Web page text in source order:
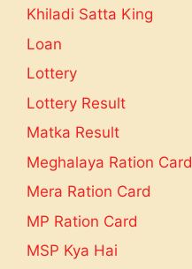
Khiladi Satta King
Loan
Lottery
Lottery Result
Matka Result
Meghalaya Ration Card
Mera Ration Card
MP Ration Card
MSP Kya Hai